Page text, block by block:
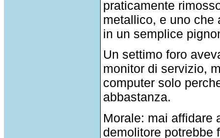
praticamente
metallico, e uno che
in un semplice
Un settimo foro
monitor di servizio,
computer solo
abbastanza.
Morale: mai affidare
demolitore potrebbe